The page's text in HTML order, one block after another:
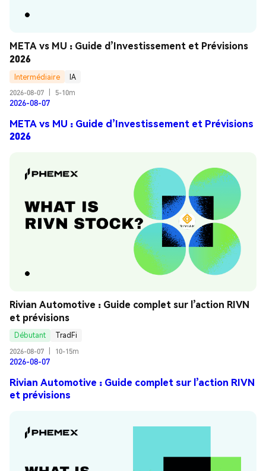
META vs MU : Guide d’Investissement et Prévisions
2026
Intermédiaire
IA
2026-08-07
5-10m
2026-08-07
META vs MU : Guide d’Investissement et Prévisions
2026
Rivian Automotive : Guide complet sur l’action RIVN
et prévisions
Débutant
TradFi
2026-08-07
10-15m
2026-08-07
Rivian Automotive : Guide complet sur l’action RIVN
et prévisions